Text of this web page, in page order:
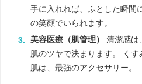
手に入れれば、ふとした瞬間
の笑顔でいられます。
美容医療（肌管理）
清潔感は
肌のツヤで決まります。 く
肌は、最強のアクセサリー。